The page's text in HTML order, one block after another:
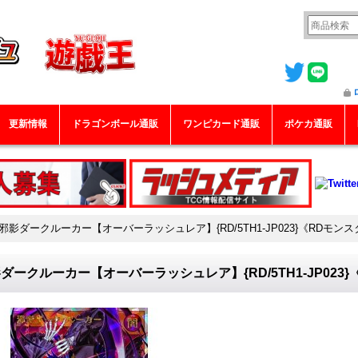
更新情報 ドラゴンボール通販 ワンピカード通販 ポケカ通販
影ダークルーカー【オーバーラッシュレア】{RD/5TH1-JP023}《RDモンス
ークルーカー【オーバーラッシュレア】{RD/5TH1-JP023}